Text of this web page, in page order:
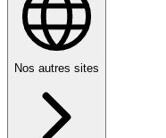
Nos autres sites